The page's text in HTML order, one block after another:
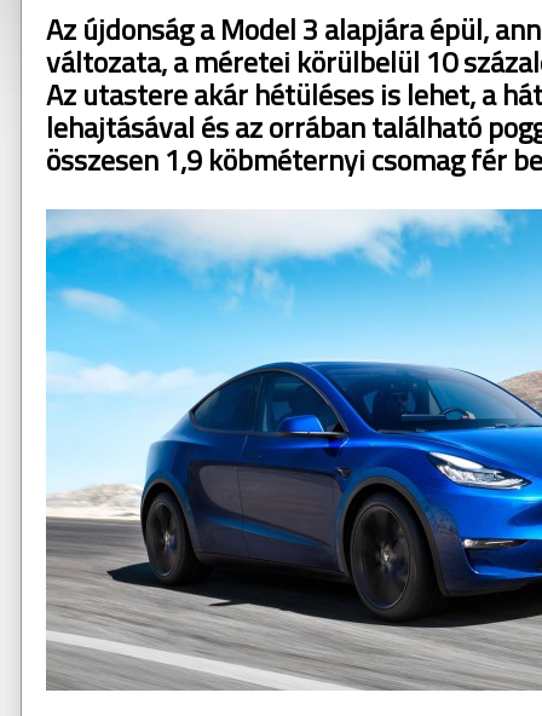
Az újdonság a Model 3 alapjára épül,
változata, a méretei körülbelül 10
Az utastere akár hétüléses is lehet, a
lehajtásával és az orrában található
összesen 1,9 köbméternyi csomag fér